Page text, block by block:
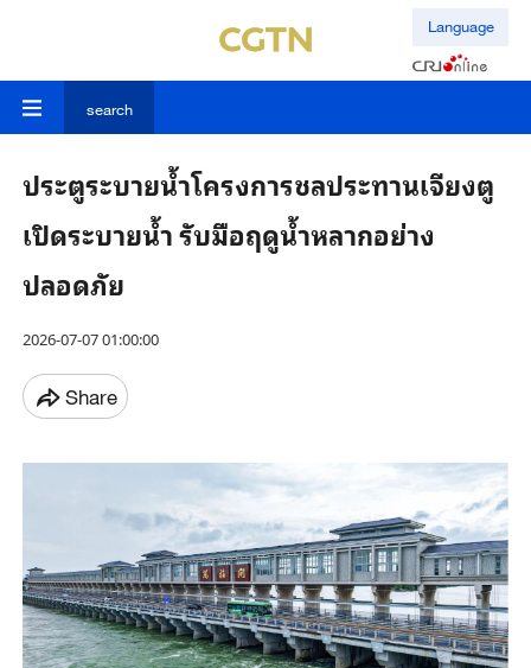
Language
search
ประตูระบายน้ำโครงการชลประทานเจียงตู
เปิดระบายน้ำ รับมือฤดูน้ำหลากอย่าง
ปลอดภัย
2026-07-07 01:00:00
Share